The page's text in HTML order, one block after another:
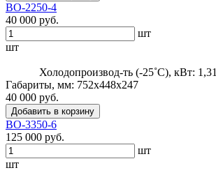
ВО-2250-4
40 000 руб.
шт
шт
Холодопроизвод-ть (-25˚С), кВт: 1,31
Габариты, мм: 752x448x247
40 000 руб.
Добавить в корзину
ВО-3350-6
125 000 руб.
шт
шт